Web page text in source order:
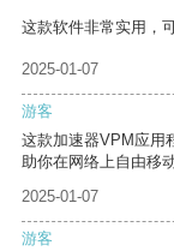
这款软件非常实用，
2025-01-07
游客
这款加速器VPM应用
助你在网络上自由移动
2025-01-07
游客